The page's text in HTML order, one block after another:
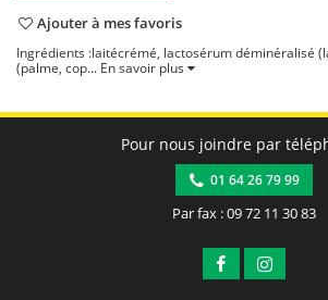
Ajouter à mes favoris
Ingrédients :laitécrémé, lactosérum déminéralisé
(palme, cop... En savoir plus
Pour nous joindre par
01 64 26 79 99
Par fax : 09 72 11 30 83